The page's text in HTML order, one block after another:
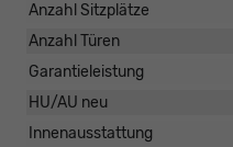
Anzahl Sitzplätze
Anzahl Türen
Garantieleistung
HU/AU neu
Innenausstattung